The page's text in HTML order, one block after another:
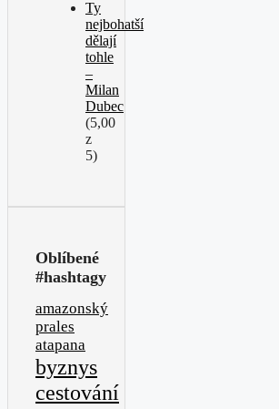
Ty
nejbohatší
dělají
tohle
–
Milan
Dubec
(5,00
z
5)
Oblíbené
#hashtagy
amazonský
prales
atapana
byznys
cestování